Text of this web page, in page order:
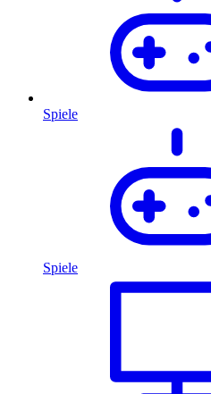
Spiele
Spiele